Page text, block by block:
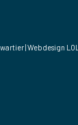
| Webdesign